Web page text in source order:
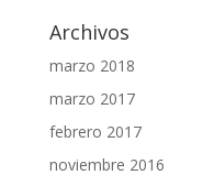
Archivos
marzo 2018
marzo 2017
febrero 2017
noviembre 2016